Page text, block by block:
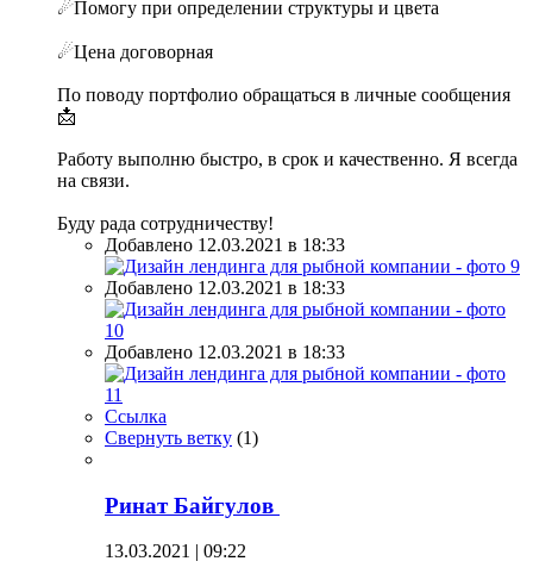
☄Помогу при определении структуры и цвета
☄Цена договорная
По поводу портфолио обращаться в личные сообщения
📩
Работу выполню быстро, в срок и качественно. Я всегда
на связи.
Буду рада сотрудничеству!
Добавлено 12.03.2021 в 18:33
Добавлено 12.03.2021 в 18:33
Добавлено 12.03.2021 в 18:33
Ссылка
Свернуть ветку (1)
Ринат Байгулов
13.03.2021 | 09:22